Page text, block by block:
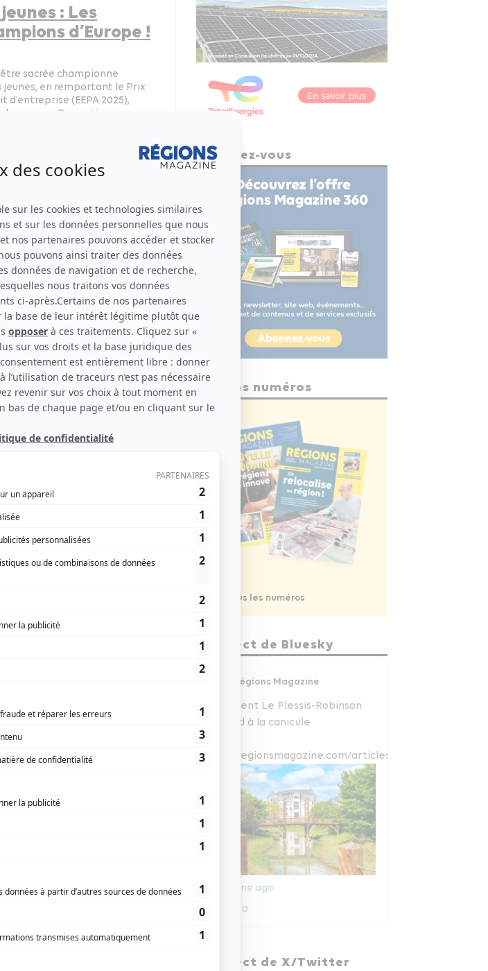
: Les
d’Europe !
sacrée championne
jeunes, en remportant le Prix
(EEPA 2025),
par Promoting
Hauts-de-France
des
dans la vie des Conseils
régionaux (CESER) :
nationale a tout
!
pour la qualité
scolaires
une cinquantaine de
contrôlés positifs aux
rappelle
énergétique
d’élus, notamment de
parfois leur existence.
de l’environnement et de la
en question par le président
temps-plein, posant la
publique ».
Hauts-de-France accueilleront
Tour de France.
Abonnez-vous
Anciens numéros
Voir tous les numéros
En direct de Bluesky
Régions Magazine
Comment Le Plessis-Robinson
répond à la canicule
www.regionsmagazine.com/articles/com...
1 semaine ago
0
Régions Magazine
En direct de X/Twitter